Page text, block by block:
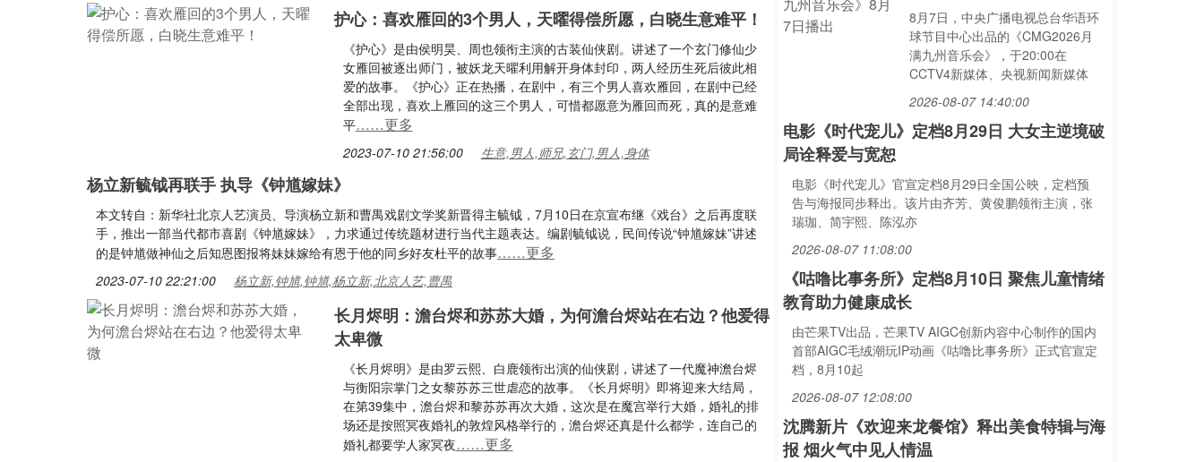
护心：喜欢雁回的3个男人，天曜得偿所愿，白晓生意难平！
《护心》是由侯明昊、周也领衔主演的古装仙侠剧。讲述了一个玄门修仙少
女雁回被逐出师门，被妖龙天曜利用解开身体封印，两人经历生死后彼此相
爱的故事。《护心》正在热播，在剧中，有三个男人喜欢雁回，在剧中已经
全部出现，喜欢上雁回的这三个男人，可惜都愿意为雁回而死，真的是意难
平……更多
2023-07-10 21:56:00 生意,男人,师兄,玄门,男人,身体
杨立新毓钺再联手 执导《钟馗嫁妹》
本文转自：新华社北京人艺演员、导演杨立新和曹禺戏剧文学奖新晋得主毓钺，7月10日在京宣布继《戏台》之后再度联
手，推出一部当代都市喜剧《钟馗嫁妹》，力求通过传统题材进行当代主题表达。编剧毓钺说，民间传说“钟馗嫁妹”讲述
的是钟馗做神仙之后知恩图报将妹妹嫁给有恩于他的同乡好友杜平的故事……更多
2023-07-10 22:21:00 杨立新,钟馗,钟馗,杨立新,北京人艺,曹禺
长月烬明：澹台烬和苏苏大婚，为何澹台烬站在右边？他爱得
太卑微
《长月烬明》是由罗云熙、白鹿领衔出演的仙侠剧，讲述了一代魔神澹台烬
与衡阳宗掌门之女黎苏苏三世虐恋的故事。《长月烬明》即将迎来大结局，
在第39集中，澹台烬和黎苏苏再次大婚，这次是在魔宫举行大婚，婚礼的排
场还是按照冥夜婚礼的敦煌风格举行的，澹台烬还真是什么都学，连自己的
婚礼都要学人家冥夜……更多
8月7日，中央广播电视总台华语环
球节目中心出品的《CMG2026月
满九州音乐会》，于20:00在
CCTV4新媒体、央视新闻新媒体
2026-08-07 14:40:00
电影《时代宠儿》定档8月29日 大女主逆境破
局诠释爱与宽恕
电影《时代宠儿》官宣定档8月29日全国公映，定档预
告与海报同步释出。该片由齐芳、黄俊鹏领衔主演，张
瑞珈、简宇熙、陈泓亦
2026-08-07 11:08:00
《咕噜比事务所》定档8月10日 聚焦儿童情绪
教育助力健康成长
由芒果TV出品，芒果TV AIGC创新内容中心制作的国内
首部AIGC毛绒潮玩IP动画《咕噜比事务所》正式官宣定
档，8月10起
2026-08-07 12:08:00
沈腾新片《欢迎来龙餐馆》释出美食特辑与海
报 烟火气中见人情温